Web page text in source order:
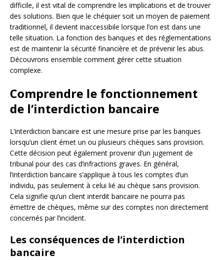
difficile, il est vital de comprendre les implications et de trouver
des solutions. Bien que le chéquier soit un moyen de paiement
traditionnel, il devient inaccessibile lorsque l’on est dans une
telle situation. La fonction des banques et des réglementations
est de maintenir la sécurité financière et de prévenir les abus.
Découvrons ensemble comment gérer cette situation
complexe.
Comprendre le fonctionnement
de l’interdiction bancaire
L’interdiction bancaire est une mesure prise par les banques
lorsqu’un client émet un ou plusieurs chèques sans provision.
Cette décision peut également provenir d’un jugement de
tribunal pour des cas d’infractions graves. En général,
l’interdiction bancaire s’applique à tous les comptes d’un
individu, pas seulement à celui lié au chèque sans provision.
Cela signifie qu’un client interdit bancaire ne pourra pas
émettre de chèques, même sur des comptes non directement
concernés par l’incident.
Les conséquences de l’interdiction
bancaire